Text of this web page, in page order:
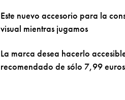
Este nuevo accesorio para la
visual mientras jugamos
La marca desea hacerlo
recomendado de sólo 7,99 euros